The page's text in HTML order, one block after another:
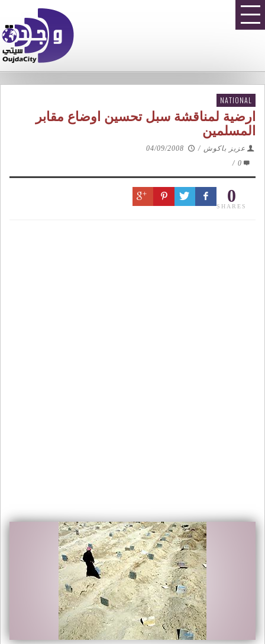
NATIONAL
ارضية لمناقشة سبل تحسين اوضاع مقابر
المسلمين
عزيز باكوش /
04/09/2008
0
/
0
SHARES